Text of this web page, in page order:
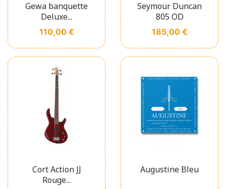
Gewa banquette
Deluxe...
Prix
110,00 €
Seymour Duncan
805 OD
Prix
185,00 €
Cort Action JJ
Rouge...
Augustine Bleu